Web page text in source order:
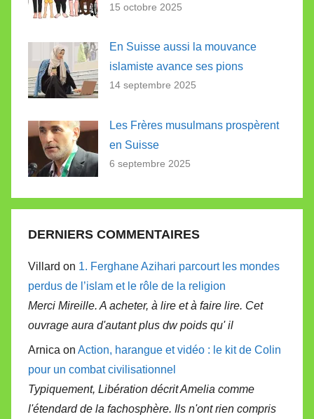
15 octobre 2025
En Suisse aussi la mouvance
islamiste avance ses pions
14 septembre 2025
Les Frères musulmans prospèrent
en Suisse
6 septembre 2025
DERNIERS COMMENTAIRES
Villard on 1. Ferghane Azihari parcourt les mondes
perdus de l’islam et le rôle de la religion
Merci Mireille. A acheter, à lire et à faire lire. Cet
ouvrage aura d'autant plus dw poids qu' il
Arnica on Action, harangue et vidéo : le kit de Colin
pour un combat civilisationnel
Typiquement, Libération décrit Amelia comme
l'étendard de la fachosphère. Ils n'ont rien compris